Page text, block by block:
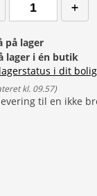
på lager
lager i én butik
i dit
kl. 09.57)
til en ikke